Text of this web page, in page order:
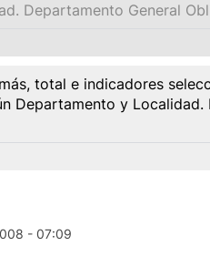
Departamento General
total e indicadores
Departamento y Localidad.
- 07:09